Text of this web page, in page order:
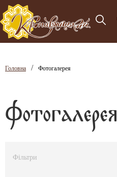
Головна / Фотогалерея
Фотогалерея
Фільтри